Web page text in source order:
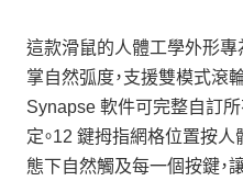
這款滑鼠的人體工學外形專
掌自然弧度，支援雙模式滾
Synapse 軟件可完整自訂
定。12 鍵拇指網格位置按
態下自然觸及每一個按鍵，